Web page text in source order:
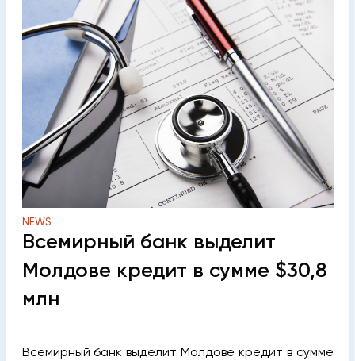
NEWS
Всемирный банк выделит
Молдове кредит в сумме $30,8
млн
Всемирный банк выделит Молдове кредит в сумме